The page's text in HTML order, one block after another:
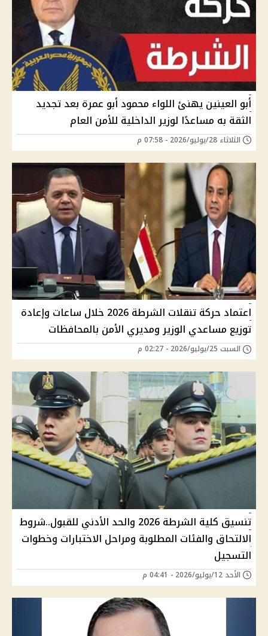
أبو العينين يهنئ اللواء محمود أبو عمرة بعد تجديد
الثقة به مساعدًا لوزير الداخلية للأمن العام
الثلاثاء 28/يوليو/2026 - 07:58 م
اعتماد حركة تنقلات الشرطة 2026 خلال ساعات وإعادة
توزيع مساعدي الوزير ومديري الأمن بالمحافظات
السبت 25/يوليو/2026 - 02:27 م
تنسيق كلية الشرطة 2026 والحد الأدني للقبول..شروط
الالتحاق والفئات المطلوبة ومراحل الاختبارات وخطوات
التسجيل
الأحد 12/يوليو/2026 - 04:41 م